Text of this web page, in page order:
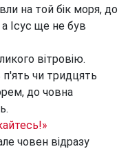
на той бік моря, до
Ісус ще не був
вітровію.
чи тридцять
до човна
човен відразу